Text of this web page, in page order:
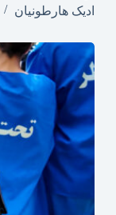
ادیک هارطونیان